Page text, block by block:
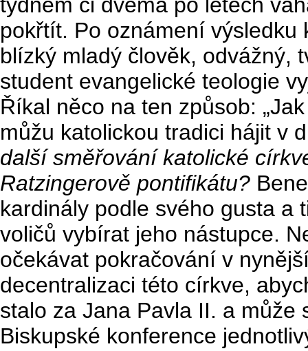
týdnem či dvěma po létech
pokřtít. Po oznámení
blízký mladý člověk, odvážný,
student evangelické teologie
Říkal něco na ten způsob:
můžu katolickou tradici hájit v
další směřování katolické
Ratzingerově pontifikátu?
kardinály podle svého gusta a
voličů vybírat jeho nástupce.
očekávat pokračování v
decentralizaci této církve,
stalo za Jana Pavla II. a
Biskupské konference